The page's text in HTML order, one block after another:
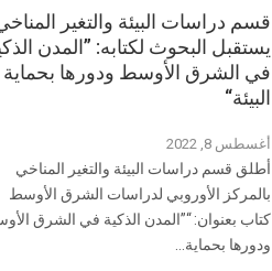
قسم دراسات البيئة والتغير
يستقبل البحوث لكتابه: ”المدن
في الشرق الأوسط ودورها بحماية
البيئة“
أغسطس 8, 2022
أطلق قسم دراسات البيئة والتغير المناخي
بالمركز الأوروبي لدراسات الشرق الأوسط
كتاب بعنوان: “”المدن الذكية في الشرق
ودورها بحماية…